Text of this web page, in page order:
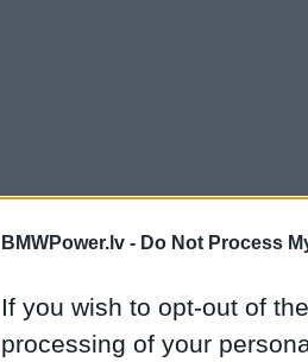
BMWPower.lv - Do Not Process
If you wish to opt-out of
processing of your